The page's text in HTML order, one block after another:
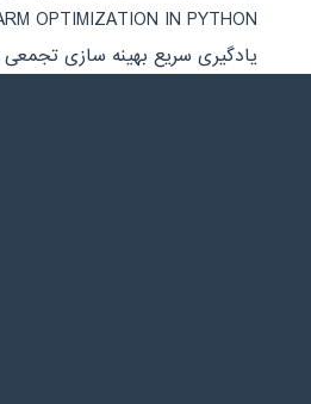
OPTIMIZATION IN PYTHON
یادگیری سریع بهینه سازی تجمعی